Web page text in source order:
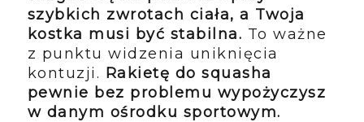
szybkich zwrotach ciała, a Twoja
kostka musi być stabilna. To ważne
z punktu widzenia uniknięcia
kontuzji. Rakietę do squasha
pewnie bez problemu wypożyczysz
w danym ośrodku sportowym.